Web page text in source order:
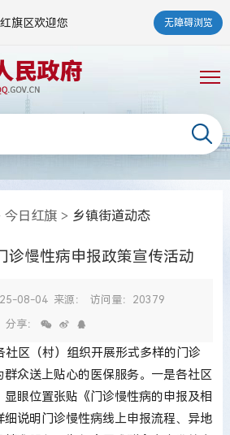
旗区欢迎您 无障碍浏览
今日红旗 > 乡镇街道动态
诊慢性病申报政策宣传活动
08-04 来源： 访问量：20379
分享：
社区（村）组织开展形式多样的门诊
众送上贴心的医保服务。一是各社区
显眼位置张贴《门诊慢性病的申报及相
细说明门诊慢性病线上申报流程、异地